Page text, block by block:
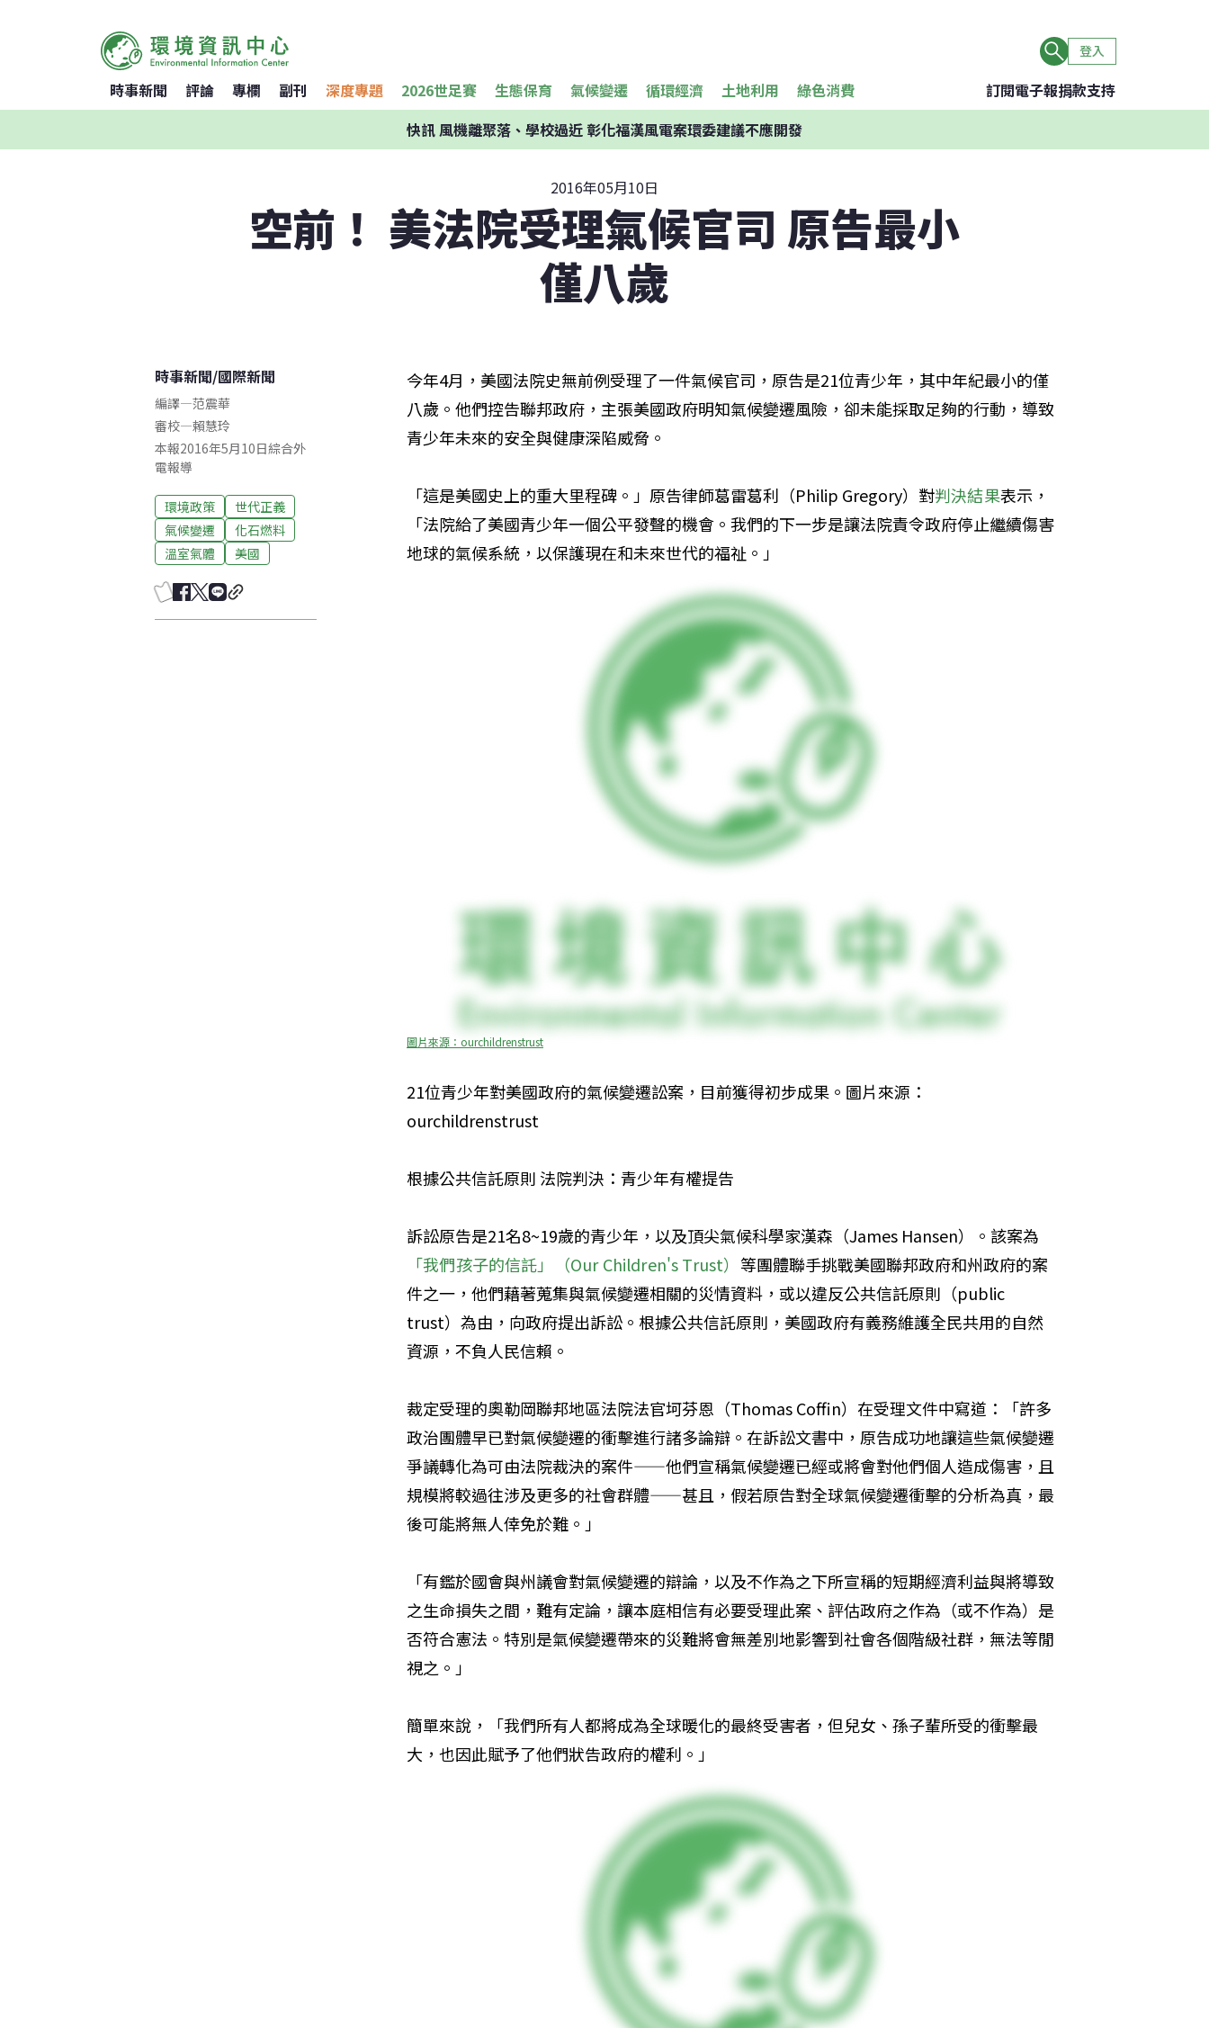
登入
時事新聞 評論 專欄 副刊 深度專題 2026世足賽 生態保育 氣候變遷 循環經濟 土地利用 綠色消費 訂閱電子報捐款支持
快訊風機離聚落、學校過近 彰化福漢風電案環委建議不應開發
2016年05月10日
空前！ 美法院受理氣候官司 原告最小
僅八歲
時事新聞/國際新聞
編譯—范震華
審校—賴慧玲
本報2016年5月10日綜合外
電報導
環境政策
世代正義
氣候變遷
化石燃料
溫室氣體
美國
今年4月，美國法院史無前例受理了一件氣候官司，原告是21位青少年，其中年紀最小的僅
八歲。他們控告聯邦政府，主張美國政府明知氣候變遷風險，卻未能採取足夠的行動，導致
青少年未來的安全與健康深陷威脅。
「這是美國史上的重大里程碑。」原告律師葛雷葛利（Philip Gregory）對判決結果表示，
「法院給了美國青少年一個公平發聲的機會。我們的下一步是讓法院責令政府停止繼續傷害
地球的氣候系統，以保護現在和未來世代的福祉。」
圖片來源：ourchildrenstrust
21位青少年對美國政府的氣候變遷訟案，目前獲得初步成果。圖片來源：
ourchildrenstrust
根據公共信託原則 法院判決：青少年有權提告
訴訟原告是21名8~19歲的青少年，以及頂尖氣候科學家漢森（James Hansen）。該案為
「我們孩子的信託」（Our Children's Trust） 等團體聯手挑戰美國聯邦政府和州政府的案
件之一，他們藉著蒐集與氣候變遷相關的災情資料，或以違反公共信託原則（public
trust）為由，向政府提出訴訟。根據公共信託原則，美國政府有義務維護全民共用的自然
資源，不負人民信賴。
裁定受理的奧勒岡聯邦地區法院法官坷芬恩（Thomas Coffin）在受理文件中寫道：「許多
政治團體早已對氣候變遷的衝擊進行諸多論辯。在訴訟文書中，原告成功地讓這些氣候變遷
爭議轉化為可由法院裁決的案件——他們宣稱氣候變遷已經或將會對他們個人造成傷害，且
規模將較過往涉及更多的社會群體——甚且，假若原告對全球氣候變遷衝擊的分析為真，最
後可能將無人倖免於難。」
「有鑑於國會與州議會對氣候變遷的辯論，以及不作為之下所宣稱的短期經濟利益與將導致
之生命損失之間，難有定論，讓本庭相信有必要受理此案、評估政府之作為（或不作為）是
否符合憲法。特別是氣候變遷帶來的災難將會無差別地影響到社會各個階級社群，無法等閒
視之。」
簡單來說，「我們所有人都將成為全球暖化的最終受害者，但兒女、孫子輩所受的衝擊最
大，也因此賦予了他們狀告政府的權利。」